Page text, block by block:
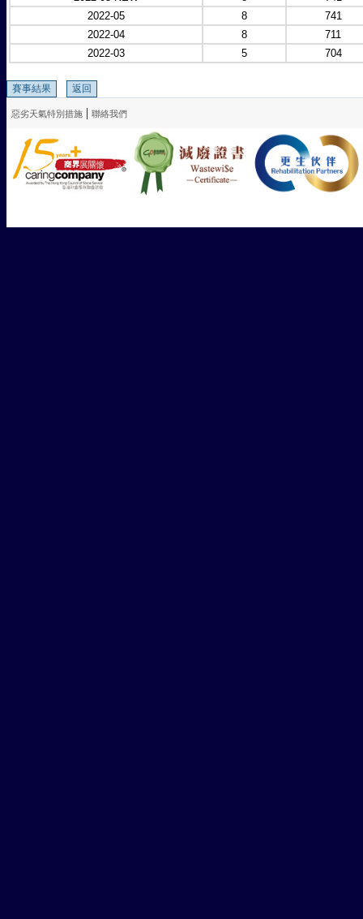
2022-05
8
741
2022-04
8
711
2022-03
5 704